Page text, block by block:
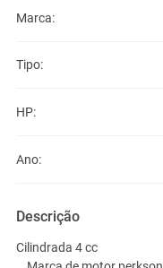
Marca:
Tipo:
HP:
Ano:
Descrição
Cilindrada 4 cc